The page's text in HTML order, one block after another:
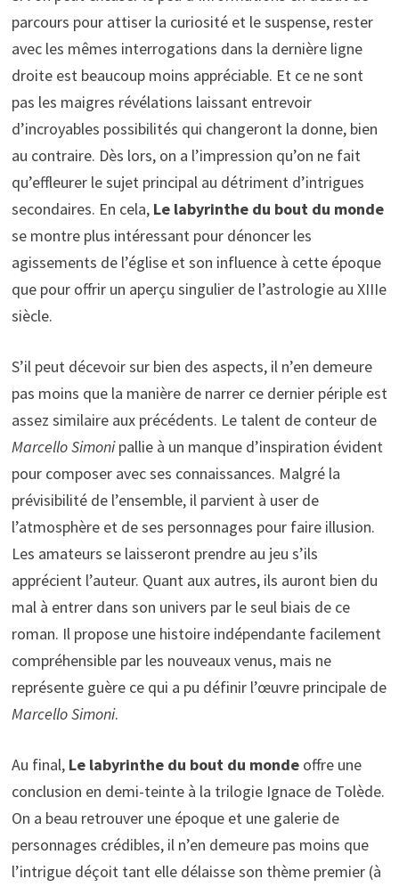
parcours pour attiser la curiosité et le suspense, rester
avec les mêmes interrogations dans la dernière ligne
droite est beaucoup moins appréciable. Et ce ne sont
pas les maigres révélations laissant entrevoir
d’incroyables possibilités qui changeront la donne, bien
au contraire. Dès lors, on a l’impression qu’on ne fait
qu’effleurer le sujet principal au détriment d’intrigues
secondaires. En cela, Le labyrinthe du bout du monde
se montre plus intéressant pour dénoncer les
agissements de l’église et son influence à cette époque
que pour offrir un aperçu singulier de l’astrologie au XIIIe
siècle.
S’il peut décevoir sur bien des aspects, il n’en demeure
pas moins que la manière de narrer ce dernier périple est
assez similaire aux précédents. Le talent de conteur de
Marcello Simonipallie à un manque d’inspiration évident
pour composer avec ses connaissances. Malgré la
prévisibilité de l’ensemble, il parvient à user de
l’atmosphère et de ses personnages pour faire illusion.
Les amateurs se laisseront prendre au jeu s’ils
apprécient l’auteur. Quant aux autres, ils auront bien du
mal à entrer dans son univers par le seul biais de ce
roman. Il propose une histoire indépendante facilement
compréhensible par les nouveaux venus, mais ne
représente guère ce qui a pu définir l’œuvre principale de
Marcello Simoni.
Au final, Le labyrinthe du bout du mondeoffre une
conclusion en demi-teinte à la trilogie Ignace de Tolède.
On a beau retrouver une époque et une galerie de
personnages crédibles, il n’en demeure pas moins que
l’intrigue déçoit tant elle délaisse son thème premier (à